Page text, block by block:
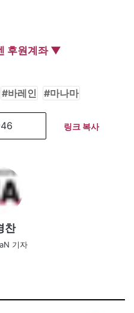
후원계좌 ▼
바레인 마나마
링크 복사
찬
기자